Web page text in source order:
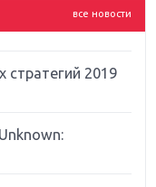
все новости
стратегий 2019